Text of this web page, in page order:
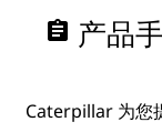
assignment 产品
Caterpillar 为您